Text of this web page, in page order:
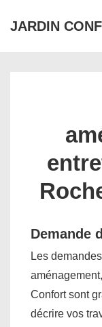
passer
JARDIN
Demande
Les
Confort sont
décrire vos